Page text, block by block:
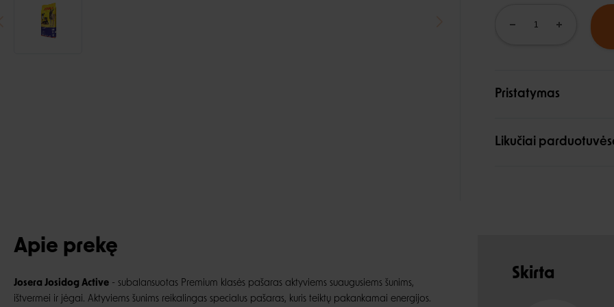
Pristatymas
Likučiai
Apie prekę
Josera Josidog Active - subalansuotas Premium klasės pašaras aktyviems suaugusiems šunims,
ištvermei ir jėgai. Aktyviems šunims reikalingas specialus pašaras, kuris teiktų pakankamai energijos.
Skirta